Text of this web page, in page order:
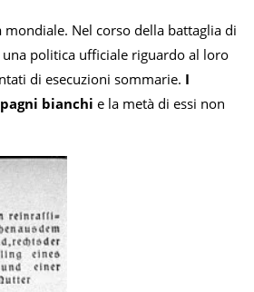
Nel corso della battaglia di
politica ufficiale riguardo al loro
di esecuzioni sommarie. I
bianchi e la metà di essi non